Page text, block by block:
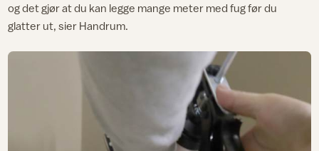
og det gjør at du kan legge mange meter med fug før du
glatter ut, sier Handrum.